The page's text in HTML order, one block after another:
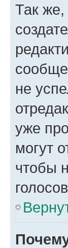
Так же,
не
уже
могут
чтобы